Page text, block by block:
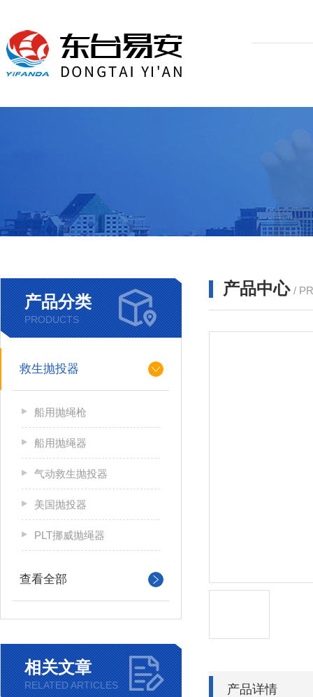
产品分类
PRODUCTS
救生抛投器
船用抛绳枪
船用抛绳器
气动救生抛投器
美国抛投器
PLT挪威抛绳器
查看全部
相关文章
RELATED ARTICLES
产品中心 /
产品详情